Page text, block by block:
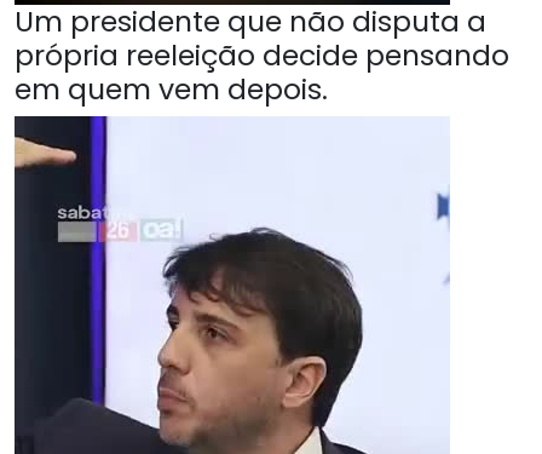
Um presidente que não disputa a
própria reeleição decide pensando
em quem vem depois.